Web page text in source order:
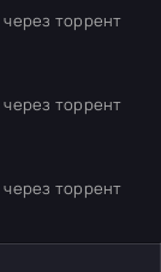
через торрент
через торрент
через торрент